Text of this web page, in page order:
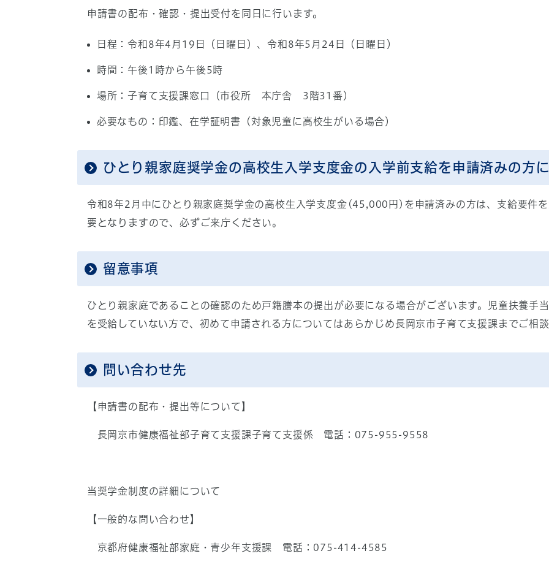
申請書の配布・確認・提出受付を同日に行います。
日程：令和8年4月19日（日曜日）、令和8年5月24日（日曜日）
時間：午後1時から午後5時
場所：子育て支援課窓口（市役所 本庁舎 3階31番）
必要なもの：印鑑、在学証明書（対象児童に高校生がいる場合）
ひとり親家庭奨学金の高校生入学支度金の入学前支給を申請済みの方
令和8年2月中にひとり親家庭奨学金の高校生入学支度金(45,000円)を申請済みの方は、支給要件
要となりますので、必ずご来庁ください。
留意事項
ひとり親家庭であることの確認のため戸籍謄本の提出が必要になる場合がございます。児童扶養手
を受給していない方で、初めて申請される方についてはあらかじめ長岡京市子育て支援課までご相談
問い合わせ先
【申請書の配布・提出等について】
長岡京市健康福祉部子育て支援課子育て支援係 電話：075-955-9558
当奨学金制度の詳細について
【一般的な問い合わせ】
京都府健康福祉部家庭・青少年支援課 電話：075-414-4585